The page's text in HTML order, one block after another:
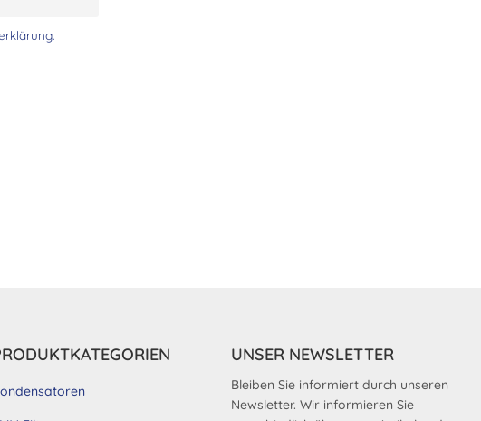
UNSER NEWSLETTER
Bleiben Sie informiert durch unseren
Newsletter. Wir informieren Sie